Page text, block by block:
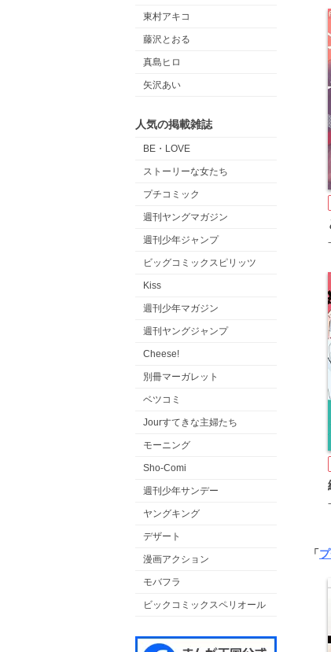
東村アキコ
藤沢とおる
真島ヒロ
矢沢あい
人気の掲載雑誌
BE・LOVE
ストーリーな女たち
プチコミック
週刊ヤングマガジン
週刊少年ジャンプ
ビッグコミックスピリッツ
Kiss
週刊少年マガジン
週刊ヤングジャンプ
Cheese!
別冊マーガレット
ベツコミ
Jourすてきな主婦たち
モーニング
Sho-Comi
週刊少年サンデー
ヤングキング
デザート
漫画アクション
モバフラ
ビックコミックスペリオール
「